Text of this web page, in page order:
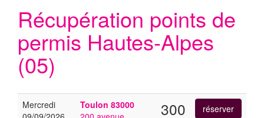
Récupération points de
permis Hautes-Alpes
(05)
Mercredi
Toulon 83000
300